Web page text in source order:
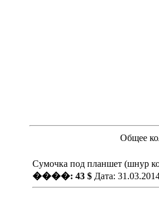
Общее
Сумочка под планшет (шнур
����: 43 $ Дата: